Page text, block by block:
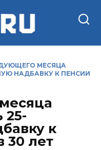
МЕСЯЦА
НАДБАВКУ К ПЕНСИИ
25-
к
30 лет